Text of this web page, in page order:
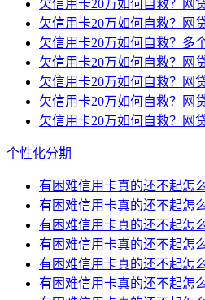
欠信用卡20万如何自救？网
欠信用卡20万如何自救？网
欠信用卡20万如何自救？多
欠信用卡20万如何自救？网
欠信用卡20万如何自救？网
欠信用卡20万如何自救？网
欠信用卡20万如何自救？网
个性化分期
有困难信用卡真的还不起怎
有困难信用卡真的还不起怎
有困难信用卡真的还不起怎
有困难信用卡真的还不起怎
有困难信用卡真的还不起怎
有困难信用卡真的还不起怎